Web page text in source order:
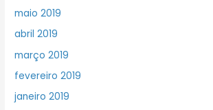
maio 2019
abril 2019
março 2019
fevereiro 2019
janeiro 2019